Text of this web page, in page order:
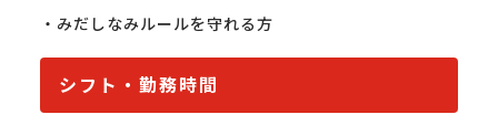
・みだしなみルールを守れる方
シフト・勤務時間